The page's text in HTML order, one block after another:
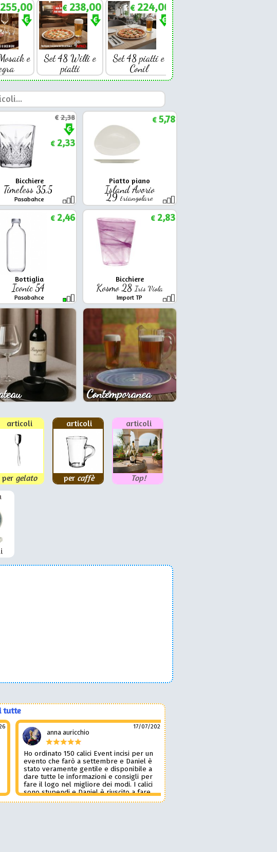
e
€238,00
Set 48 Willi e
piatti
€224,00
Set 48 piatti e
Conil
Bicchiere
Timeless 35,5
Pasabahce
€2,38
€2,33
Piatto piano
Island Avorio
29triangolare
Ariane
€5,78
Bottiglia
Iconic 54
Pasabahce
€2,46
Bicchiere
Kosmo 28 Iris Viola
Import TP
€2,83
Contemporanea
articoli
per gelato
articoli
per caffè
articoli
Top!
tutte
anna auricchio
17/07/2026
Ho ordinato 150 calici Event incisi per un
evento che farò a settembre e Daniel è
stato veramente gentile e disponibile a
dare tutte le informazioni e consigli per
fare il logo nel migliore dei modi. I calici
sono stupendi e Daniel è riuscito a fare
tutto in pochissimi giorni accontentandomi.